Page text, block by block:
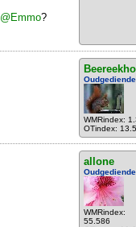
@Emmo?
Oudgediende
WMRindex:
OTindex:
allone
Oudgediende
WMRindex:
55.586